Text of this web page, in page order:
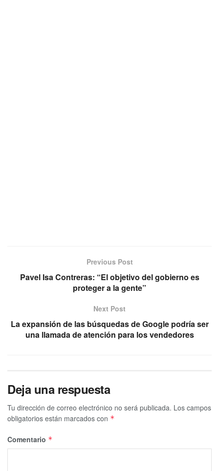
Previous Post
Pavel Isa Contreras: “El objetivo del gobierno es
proteger a la gente”
Next Post
La expansión de las búsquedas de Google podría ser
una llamada de atención para los vendedores
Deja una respuesta
Tu dirección de correo electrónico no será publicada. Los campos
obligatorios están marcados con *
Comentario *